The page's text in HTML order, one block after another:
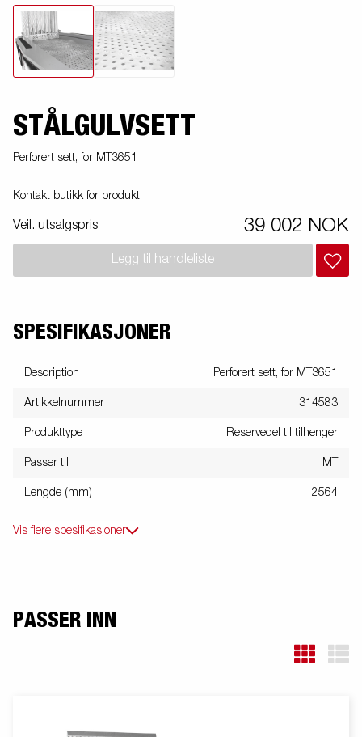
STÅLGULVSETT
Perforert sett, for MT3651
Kontakt butikk for produkt
Veil. utsalgspris 39 002 NOK
Legg til handleliste
SPESIFIKASJONER
Description Perforert sett, for MT3651
Artikkelnummer 314583
Produkttype Reservedel til tilhenger
Passer til MT
Lengde (mm) 2564
Vis flere spesifikasjoner
PASSER INN